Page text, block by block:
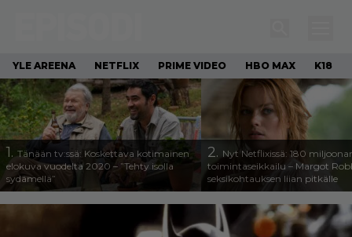
YLE AREENA NETFLIX PRIME VIDEO HBO MAX K18
1. Tänään tv:ssä: Koskettava kotimainen
elokuva vuodelta 2020 – ”Tehty isolla
sydämellä”
2. Nyt Netflixissä: 180
toimintaseikkailu – Margot
seksikohtauksen liian pitkälle